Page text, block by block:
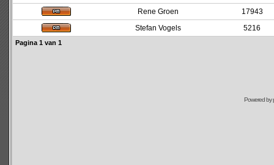
Rene Groen
17943
Stefan Vogels
5216
Pagina 1 van 1
Powered by